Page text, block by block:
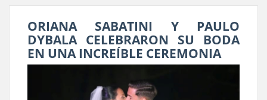
ORIANA SABATINI Y PAULO
DYBALA CELEBRARON SU BODA
EN UNA INCREÍBLE CEREMONIA